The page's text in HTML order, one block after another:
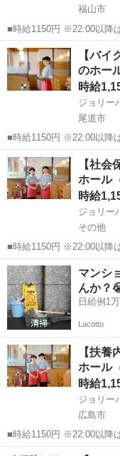
福山市
■時給1150円 ※22:00以降
合費あり（基本時給×月間時間数×1.8％）
時給＋50円 ■広島県福山
広島 福山市 ファ
【バ
のホー
時給
ジョリ
尾道市
■時給1150円 ※22:00以降
合費あり（基本時給×月間時間数×1.8％）
時給＋50円 ■広島県尾道
広島 尾道市 ファ
【社
ホール
時給
ジョリ
その他
■時給1150円 ※22:00以降
合費あり（基本時給×月間時間数×1.8％）
時給＋50円 ■広島県安芸
広島 その他
マンシ
んか？
Lacotto
【扶
ホール
時給
ジョリ
広島市
■時給1150円 ※22:00以降
合費あり（基本時給×月間時間数×1.8％）
広島